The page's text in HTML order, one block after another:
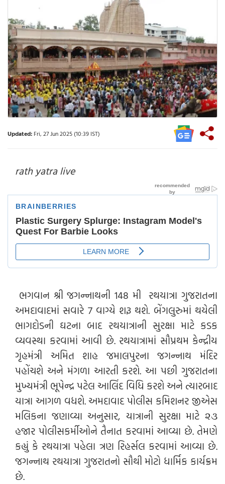
Updated: Fri, 27 Jun 2025 (10:39 IST)
rath yatra live
ભગવાન શ્રી જગન્નાથની 148 મી રથયાત્રા ગુજરાતના
અમદાવાદમાં સવારે 7 વાગ્યે શરૂ થશે. બેંગલુરુમાં થયેલી
ભાગદોડની ઘટના બાદ રથયાત્રાની સુરક્ષા માટે કડક
વ્યવસ્થા કરવામાં આવી છે. રથયાત્રામાં સૌપ્રથમ કેન્દ્રીય
ગૃહમંત્રી અમિત શાહ જમાલપુરના જગન્નાથ મંદિર
પહોંચશે અને મંગળા આરતી કરશે. આ પછી ગુજરાતના
મુખ્યમંત્રી ભૂપેન્દ્ર પટેલ આલિંદ વિધિ કરશે અને ત્યારબાદ
યાત્રા આગળ વધશે. અમદાવાદ પોલીસ કમિશનર જીએસ
મલિકના જણાવ્યા અનુસાર, યાત્રાની સુરક્ષા માટે ૨૩
હજાર પોલીસકર્મીઓને તૈનાત કરવામાં આવ્યા છે. તેમણે
કહ્યું કે રથયાત્રા પહેલા ત્રણ રિહર્સલ કરવામાં આવ્યા છે.
જગન્નાથ રથયાત્રા ગુજરાતનો સૌથી મોટો ધાર્મિક કાર્યક્રમ
છે.